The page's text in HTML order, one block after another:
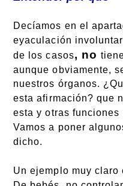
Decíamos en el
eyaculación
de los casos, no
aunque obviamente,
nuestros órganos.
esta afirmación? que
esta y otras funciones
Vamos a poner
dicho.
Un ejemplo muy